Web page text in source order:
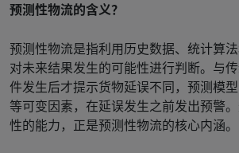
预测性物流的含义？
预测性物流是指利用历史数据、统计算法
对未来结果发生的可能性进行判断。与
件发生后才提示货物延误不同，预测模
等可变因素，在延误发生之前发出预警
性的能力，正是预测性物流的核心内涵。